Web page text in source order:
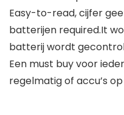
Easy-to-read, cijfer
batterijen required.It
batterij wordt
Een must buy voor
regelmatig of accu’s